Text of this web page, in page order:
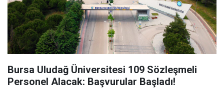
Bursa Uludağ Üniversitesi 109 Sözleşmeli
Personel Alacak: Başvurular Başladı!